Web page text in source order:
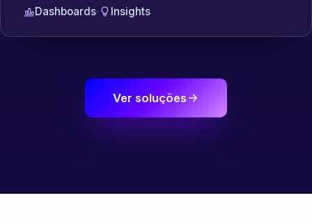
Dashboards· Insights
Ver soluções